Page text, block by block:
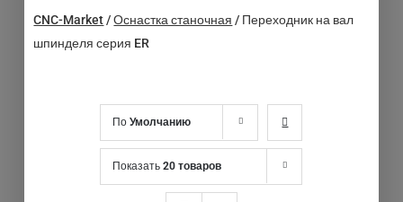
CNC-Market/Оснастка станочная / Переходник на вал
шпинделя серия ER
ПоУмолчанию
Показать20 товаров